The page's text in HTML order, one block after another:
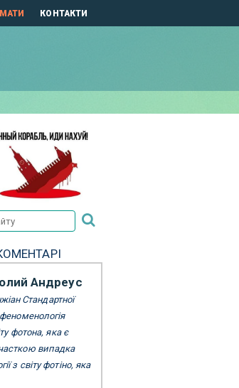
КОНТАКТИ
Андреус
Стандартної
фотона, яка є
випадка
з світу фотіно, яка